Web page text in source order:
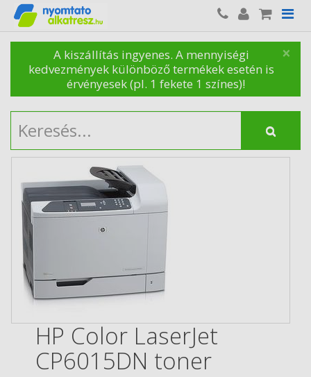
×
A kiszállítás ingyenes. A mennyiségi
kedvezmények különböző termékek esetén is
érvényesek (pl. 1 fekete 1 színes)!
HP Color LaserJet
CP6015DN toner